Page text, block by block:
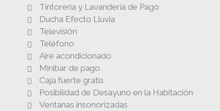
Tintorería y Lavandería de Pago
Ducha Efecto Lluvia
Televisión
Teléfono
Aire acondicionado
Minibar de pago
Caja fuerte gratis
Posibilidad de Desayuno en la Habitación
Ventanas insonorizadas